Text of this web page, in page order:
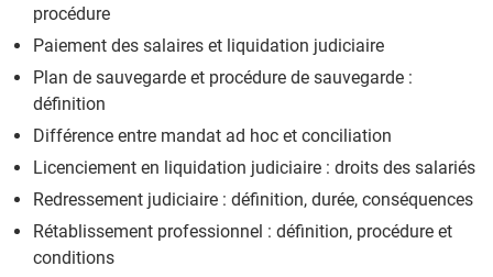
procédure
Paiement des salaires et liquidation judiciaire
Plan de sauvegarde et procédure de sauvegarde :
définition
Différence entre mandat ad hoc et conciliation
Licenciement en liquidation judiciaire : droits des salariés
Redressement judiciaire : définition, durée, conséquences
Rétablissement professionnel : définition, procédure et
conditions